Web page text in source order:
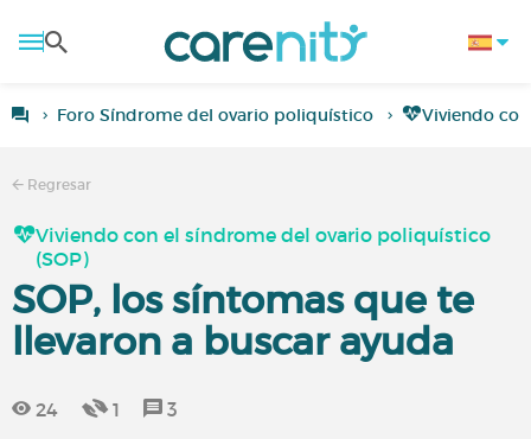
Foro Síndrome del ovario poliquístico Viviendo
Regresar
Viviendo con el síndrome del ovario poliquístico
(SOP)
SOP, los síntomas que te
llevaron a buscar ayuda
24 1 3